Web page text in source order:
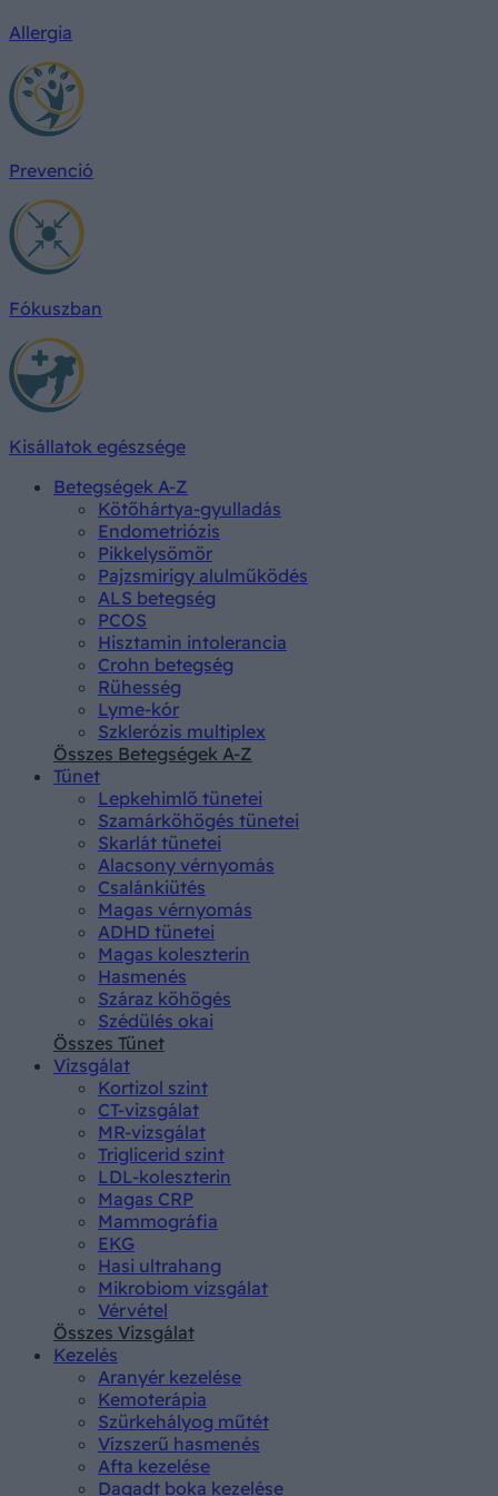
Allergia
Prevenció
Fókuszban
Kisállatok egészsége
Betegségek A-Z
Kötőhártya-gyulladás
Endometriózis
Pikkelysömör
Pajzsmirigy alulműködés
ALS betegség
PCOS
Hisztamin intolerancia
Crohn betegség
Rühesség
Lyme-kór
Szklerózis multiplex
Összes Betegségek A-Z
Tünet
Lepkehimlő tünetei
Szamárköhögés tünetei
Skarlát tünetei
Alacsony vérnyomás
Csalánkiütés
Magas vérnyomás
ADHD tünetei
Magas koleszterin
Hasmenés
Száraz köhögés
Szédülés okai
Összes Tünet
Vizsgálat
Kortizol szint
CT-vizsgálat
MR-vizsgálat
Triglicerid szint
LDL-koleszterin
Magas CRP
Mammográfia
EKG
Hasi ultrahang
Mikrobiom vizsgálat
Vérvétel
Összes Vizsgálat
Kezelés
Aranyér kezelése
Kemoterápia
Szürkehályog műtét
Vízszerű hasmenés
Afta kezelése
Dagadt boka kezelése